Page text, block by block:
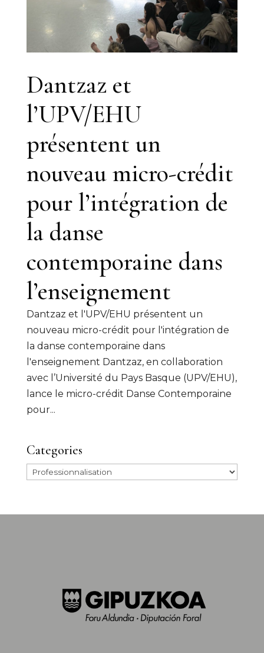
Dantzaz et
l’UPV/EHU
présentent un
nouveau micro-crédit
pour l’intégration de
la danse
contemporaine dans
l’enseignement
Dantzaz et l'UPV/EHU présentent un
nouveau micro-crédit pour l'intégration de
la danse contemporaine dans
l'enseignement Dantzaz, en collaboration
avec l’Université du Pays Basque (UPV/EHU),
lance le micro-crédit Danse Contemporaine
pour...
Categories
Categories